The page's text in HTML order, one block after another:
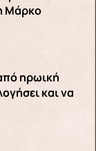
Μάρκο
ηρωική
και να